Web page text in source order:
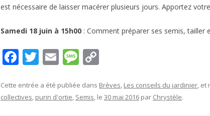
est nécessaire de laisser macérer plusieurs jours. Apportez
Samedi 18 juin à 15h00 : Comment préparer ses semis, tailler
F
e
b
T
itt
er
E
ai
l
M
ss
a
p
y
Cette entrée a été publiée dans Brèves, Les conseils du jardinier, et
collectives, purin d'ortie, Semis, le 30 mai 2016 par Chrystèle.